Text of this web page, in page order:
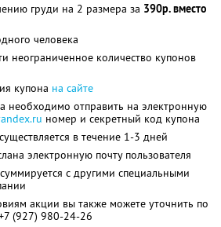
груди на 2 размера за 390р. вместо
человека
неограниченное количество купонов
купона на сайте
необходимо отправить на электронную
номер и секретный код купона
в течение 1-3 дней
электронную почту пользователя
с другими специальными
акции вы также можете уточнить по
(927) 980-24-26